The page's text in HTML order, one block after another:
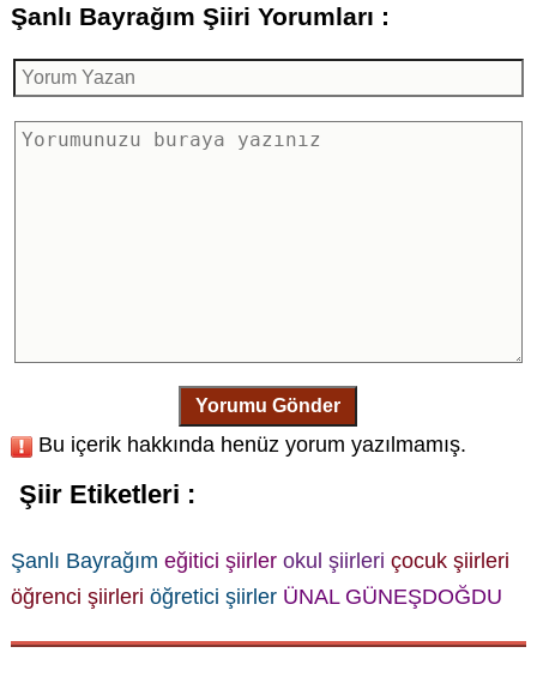
Şanlı Bayrağım Şiiri Yorumları :
Yorumu Gönder
Bu içerik hakkında henüz yorum yazılmamış.
Şiir Etiketleri :
Şanlı Bayrağım eğitici şiirler okul şiirleri çocuk şiirleri
öğrenci şiirleri öğretici şiirler ÜNAL GÜNEŞDOĞDU